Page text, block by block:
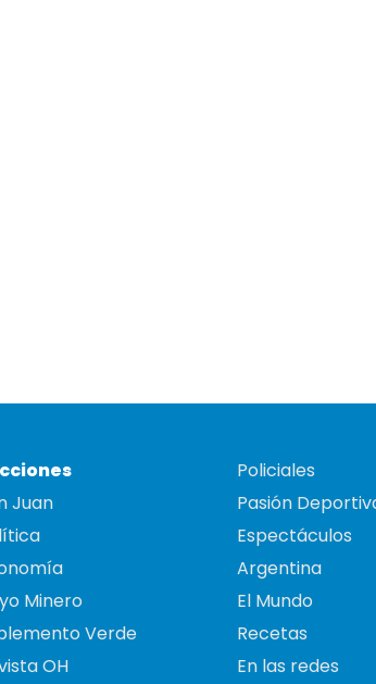
Juan
Minero
Verde
OH
Policiales
Pasión
Espectáculos
Argentina
El Mundo
Recetas
En las redes